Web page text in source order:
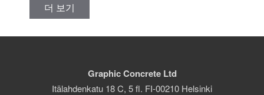
더 보기
Graphic Concrete Ltd
Itälahdenkatu 18 C, 5 fl. FI-00210 Helsinki